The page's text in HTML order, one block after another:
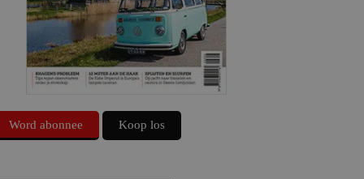
Word abonnee Koop los